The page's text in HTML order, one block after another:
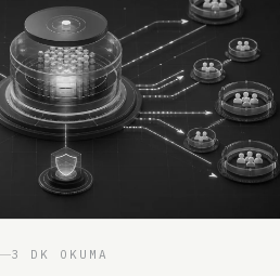
3 DK OKUMA